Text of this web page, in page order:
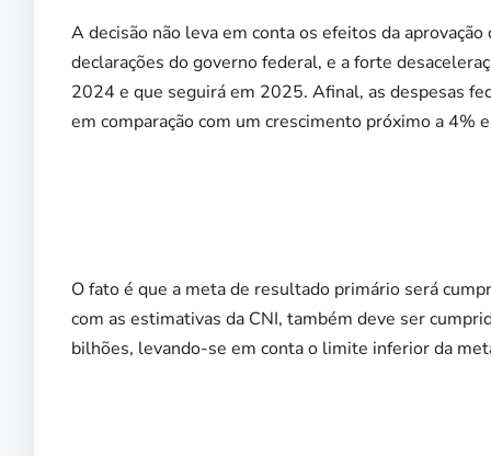
A decisão não leva em conta os efeitos da
declarações do governo federal, e a forte
2024 e que seguirá em 2025. Afinal, as despesas
em comparação com um crescimento próximo a 4%
O fato é que a meta de resultado primário será
com as estimativas da CNI, também deve ser
bilhões, levando-se em conta o limite inferior da